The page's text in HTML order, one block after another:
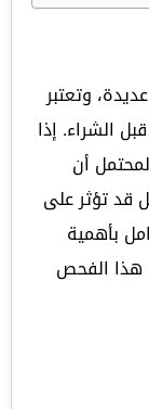
وتعتبر
الشراء. إذا
أن
قد تؤثر على
بأهمية
هذا الفحص